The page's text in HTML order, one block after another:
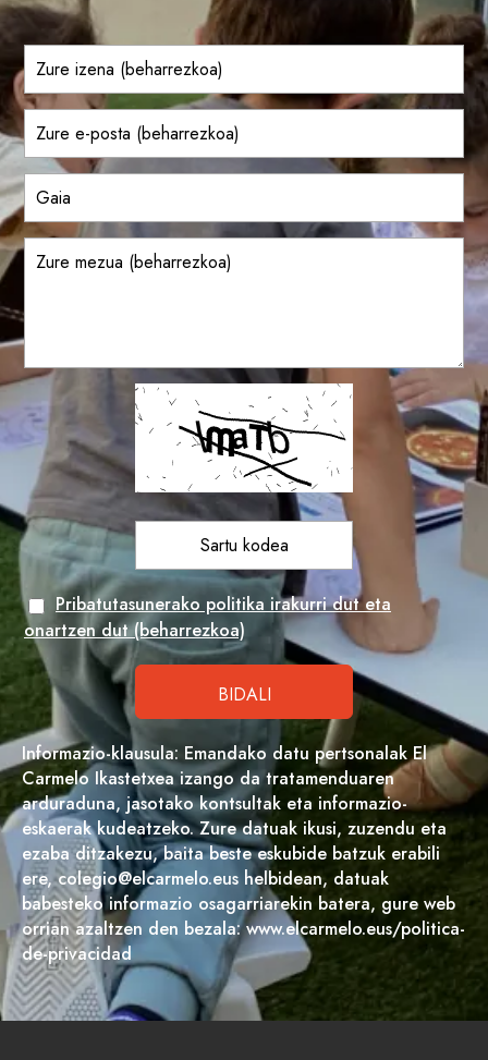
Pribatutasunerako politika irakurri dut eta
onartzen dut (beharrezkoa)
Informazio-klausula: Emandako datu pertsonalak El
Carmelo Ikastetxea izango da tratamenduaren
arduraduna, jasotako kontsultak eta informazio-
eskaerak kudeatzeko. Zure datuak ikusi, zuzendu eta
ezaba ditzakezu, baita beste eskubide batzuk erabili
ere, colegio@elcarmelo.eus helbidean, datuak
babesteko informazio osagarriarekin batera, gure web
orrian azaltzen den bezala: www.elcarmelo.eus/politica-
de-privacidad